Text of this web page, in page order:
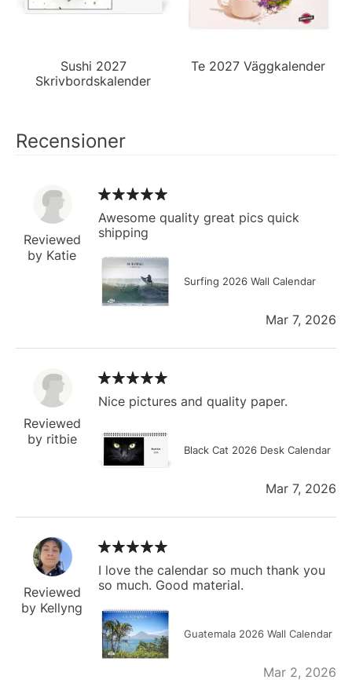
Sushi 2027
Skrivbordskalender
Te 2027 Väggkalender
Recensioner
Reviewed
by Katie
Awesome quality great pics quick
shipping
Surfing 2026 Wall Calendar
Mar 7, 2026
Reviewed
by ritbie
Nice pictures and quality paper.
Black Cat 2026 Desk Calendar
Mar 7, 2026
Reviewed
by Kellyng
I love the calendar so much thank you
so much. Good material.
Guatemala 2026 Wall Calendar
Mar 2, 2026